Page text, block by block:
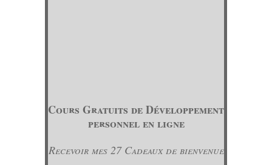
Cours Gratuits de Développement
personnel en ligne
Recevoir mes 27 Cadeaux de bienvenue